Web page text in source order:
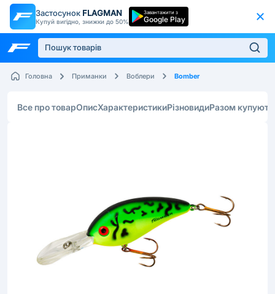
Застосунок FLAGMAN
Купуй вигідно, знижки до 50%
Завантажити з
Google Play
Головна Приманки Воблери Bomber
Все про товарОписХарактеристикиРізновидиРазом купують